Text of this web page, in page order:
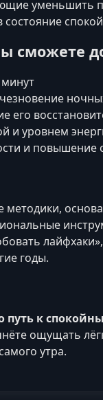
уменьшить
сможете
его
и уровнем
и повышение
методики,
годы.
путь к
ощущать
утра.